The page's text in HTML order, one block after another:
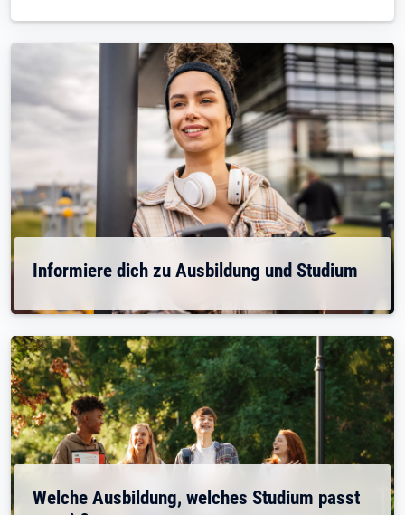
Informiere dich zu Ausbildung und Studium
Welche Ausbildung, welches Studium passt